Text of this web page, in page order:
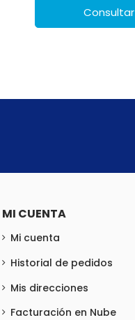
Consultar
MI CUENTA
Mi cuenta
Historial de pedidos
Mis direcciones
Facturación en Nube